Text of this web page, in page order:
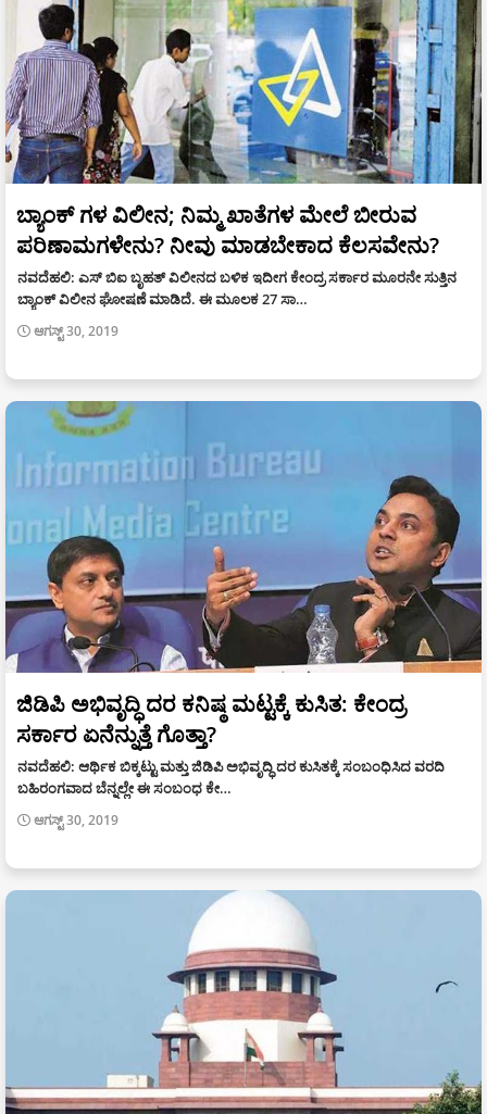
ಬ್ಯಾಂಕ್ ಗಳ ವಿಲೀನ; ನಿಮ್ಮ ಖಾತೆಗಳ ಮೇಲೆ ಬೀರುವ
ಪರಿಣಾಮಗಳೇನು? ನೀವು ಮಾಡಬೇಕಾದ ಕೆಲಸವೇನು?
ನವದೆಹಲಿ: ಎಸ್ ಬಿಐ ಬೃಹತ್ ವಿಲೀನದ ಬಳಿಕ ಇದೀಗ ಕೇಂದ್ರ ಸರ್ಕಾರ ಮೂರನೇ ಸುತ್ತಿನ
ಬ್ಯಾಂಕ್ ವಿಲೀನ ಘೋಷಣೆ ಮಾಡಿದೆ. ಈ ಮೂಲಕ 27 ಸಾ…
ಆಗಸ್ಟ್ 30, 2019
ಜಿಡಿಪಿ ಅಭಿವೃದ್ಧಿ ದರ ಕನಿಷ್ಠ ಮಟ್ಟಕ್ಕೆ ಕುಸಿತ: ಕೇಂದ್ರ
ಸರ್ಕಾರ ಏನೆನ್ನುತ್ತೆ ಗೊತ್ತಾ?
ನವದೆಹಲಿ: ಆರ್ಥಿಕ ಬಿಕ್ಕಟ್ಟು ಮತ್ತು ಜಿಡಿಪಿ ಅಭಿವೃದ್ಧಿ ದರ ಕುಸಿತಕ್ಕೆ ಸಂಬಂಧಿಸಿದ ವರದಿ
ಬಹಿರಂಗವಾದ ಬೆನ್ನಲ್ಲೇ ಈ ಸಂಬಂಧ ಕೇ…
ಆಗಸ್ಟ್ 30, 2019